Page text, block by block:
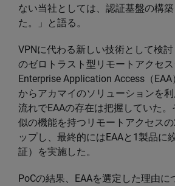
ない当社としては、認証基盤の構
た。」と語る。
VPNに代わる新しい技術として検
のゼロトラスト型リモートアクセス
Enterprise Application Access（
からアカマイのソリューションを
流れでEAAの存在は把握していた。
似の機能を持つリモートアクセス
ップし、最終的にはEAAと1製品に
証）を実施した。
PoCの結果、EAAを選定した理由に